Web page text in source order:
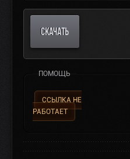
СКАЧАТЬ
ПОМОЩЬ
ССЫЛКА НЕ
РАБОТАЕТ